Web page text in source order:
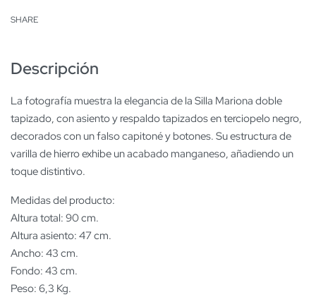
SHARE
Descripción
La fotografía muestra la elegancia de la Silla Mariona doble
tapizado, con asiento y respaldo tapizados en terciopelo negro,
decorados con un falso capitoné y botones. Su estructura de
varilla de hierro exhibe un acabado manganeso, añadiendo un
toque distintivo.
Medidas del producto:
Altura total: 90 cm.
Altura asiento: 47 cm.
Ancho: 43 cm.
Fondo: 43 cm.
Peso: 6,3 Kg.